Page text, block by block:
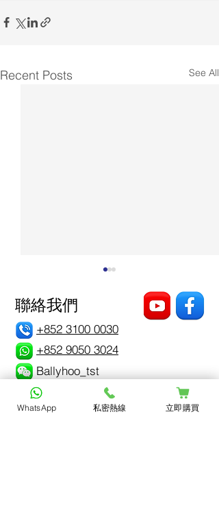
Recent Posts See All
私密異味＝感染念珠菌？5
招遠離私密困擾，找回清
爽自在
聯絡我們
+852 3100 0030
+852 9050 3024
Ballyhoo_tst
WhatsApp 私密熱線 立即購買